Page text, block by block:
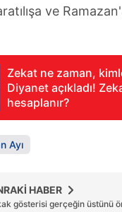
ve
Zekat ne zaman,
Diyanet açıkladı!
hesaplanır?
Ayı
HABER
gösterisi gerçeğin üstünü